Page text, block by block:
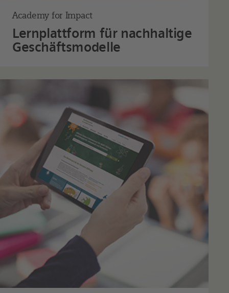
Academy for Impact
Lernplattform für nachhaltige
Geschäftsmodelle